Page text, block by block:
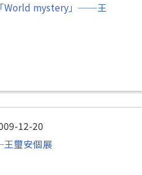
World mystery」──王
12-20
璽安個展